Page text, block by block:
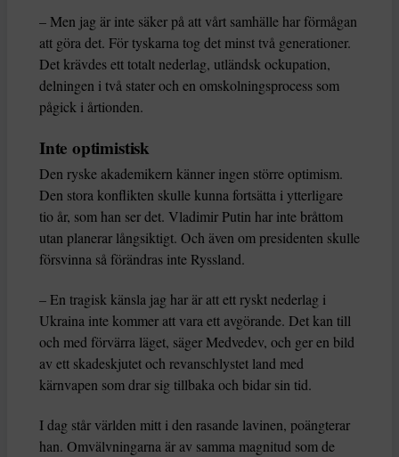
– Men jag är inte säker på att vårt samhälle har förmågan
att göra det. För tyskarna tog det minst två generationer.
Det krävdes ett totalt nederlag, utländsk ockupation,
delningen i två stater och en omskolningsprocess som
pågick i årtionden.
Inte optimistisk
Den ryske akademikern känner ingen större optimism.
Den stora konflikten skulle kunna fortsätta i ytterligare
tio år, som han ser det. Vladimir Putin har inte bråttom
utan planerar långsiktigt. Och även om presidenten skulle
försvinna så förändras inte Ryssland.
– En tragisk känsla jag har är att ett ryskt nederlag i
Ukraina inte kommer att vara ett avgörande. Det kan till
och med förvärra läget, säger Medvedev, och ger en bild
av ett skadeskjutet och revanschlystet land med
kärnvapen som drar sig tillbaka och bidar sin tid.
I dag står världen mitt i den rasande lavinen, poängterar
han. Omvälvningarna är av samma magnitud som de